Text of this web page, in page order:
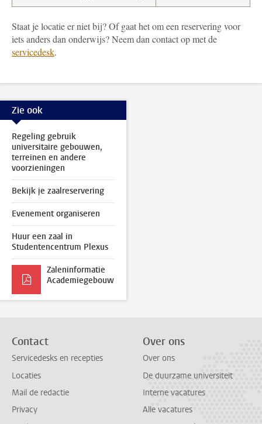
Staat je locatie er niet bij? Of gaat het om een reservering voor
iets anders dan onderwijs? Neem dan contact op met de
servicedesk.
Zie ook
Regeling gebruik
universitaire gebouwen,
terreinen en andere
voorzieningen
Bekijk je zaalreservering
Evenement organiseren
Huur een zaal in
Studentencentrum Plexus
Zaleninformatie
Academiegebouw
Contact
Servicedesks en recepties
Locaties
Mail de redactie
Privacy
Over ons
Over ons
De duurzame universiteit
Interne vacatures
Alle vacatures